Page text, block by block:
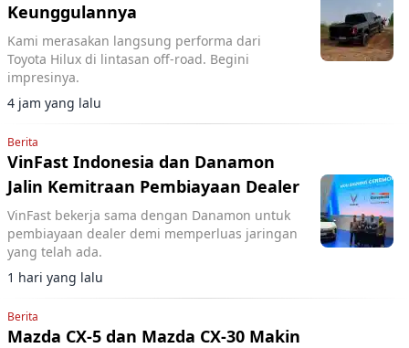
Keunggulannya
Kami merasakan langsung performa dari
Toyota Hilux di lintasan off-road. Begini
impresinya.
4 jam yang lalu
Berita
VinFast Indonesia dan Danamon
Jalin Kemitraan Pembiayaan Dealer
VinFast bekerja sama dengan Danamon untuk
pembiayaan dealer demi memperluas jaringan
yang telah ada.
1 hari yang lalu
Berita
Mazda CX-5 dan Mazda CX-30 Makin